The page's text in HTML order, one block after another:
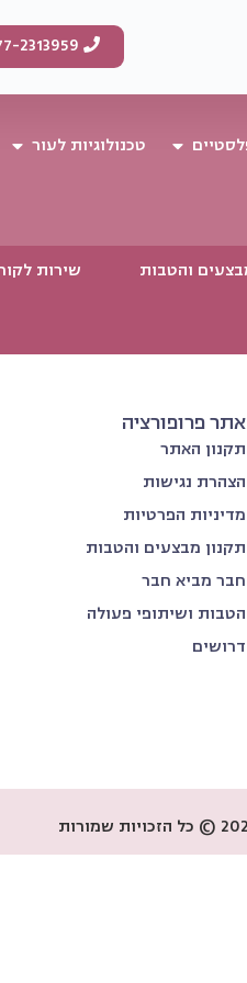
2313959
טכנולוגיות לעור
והטבות שירות
אתר פרופורציה
תקנון האתר
הצהרת נגישות
מדיניות הפרטיות
תקנון מבצעים והטבות
חבר מביא חבר
הטבות ושיתופי פעולה
דרושים